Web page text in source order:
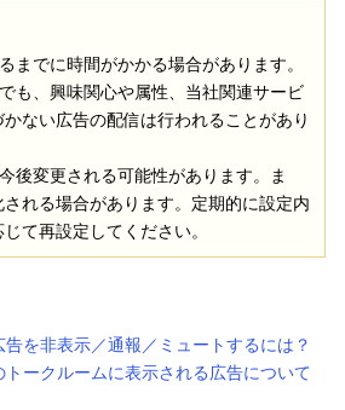
までに時間がかかる場合があります。
も、興味関心や属性、当社関連サービ
ない広告の配信は行われることがあり
後変更される可能性があります。ま
れる場合があります。定期的に設定内
て再設定してください。
を非表示／通報／ミュートするには？
ークルームに表示される広告について